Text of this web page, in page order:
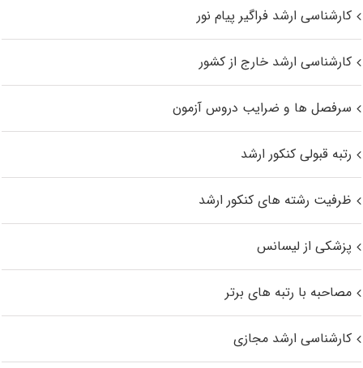
کارشناسی ارشد فراگیر پیام نور
کارشناسی ارشد خارج از کشور
سرفصل ها و ضرایب دروس آزمون
رتبه قبولی کنکور ارشد
ظرفیت رشته های کنکور ارشد
پزشکی از لیسانس
مصاحبه با رتبه های برتر
کارشناسی ارشد مجازی